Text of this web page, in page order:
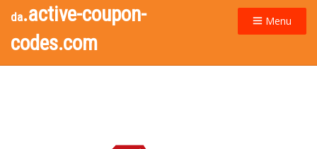
da.active-coupon-
codes.com
Menu